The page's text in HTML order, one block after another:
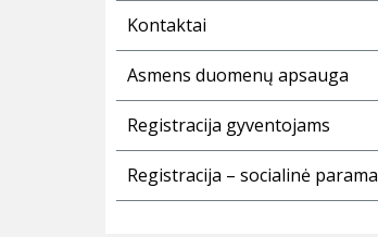
Kontaktai
Asmens duomenų apsauga
Registracija gyventojams
Registracija – socialinė parama